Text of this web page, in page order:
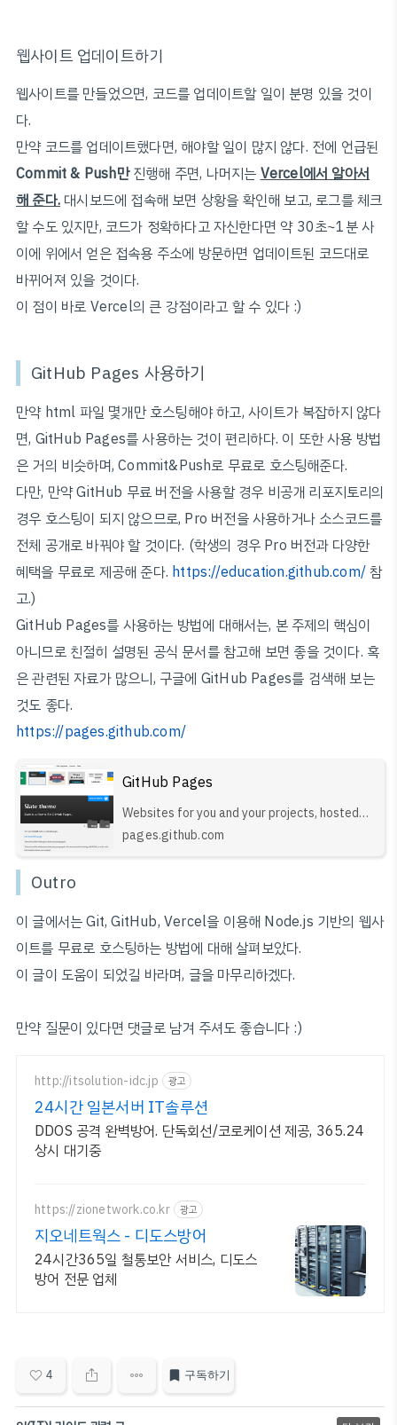
웹사이트 업데이트하기
웹사이트를 만들었으면, 코드를 업데이트할 일이 분명 있을 것이
다.
만약 코드를 업데이트했다면, 해야할 일이 많지 않다. 전에 언급된
Commit & Push만진행해 주면, 나머지는Vercel에서 알아서
해 준다. 대시보드에 접속해 보면 상황을 확인해 보고, 로그를 체크
할 수도 있지만, 코드가 정확하다고 자신한다면 약 30초~1분 사
이에 위에서 얻은 접속용 주소에 방문하면 업데이트된 코드대로
바뀌어져 있을 것이다.
이 점이 바로 Vercel의 큰 강점이라고 할 수 있다 :)
GitHub Pages 사용하기
만약 html 파일 몇개만 호스팅해야 하고, 사이트가 복잡하지 않다
면, GitHub Pages를 사용하는 것이 편리하다. 이 또한 사용 방법
은 거의 비슷하며, Commit&Push로 무료로 호스팅해준다.
다만, 만약 GitHub 무료 버전을 사용할 경우 비공개 리포지토리의
경우 호스팅이 되지 않으므로, Pro 버전을 사용하거나 소스코드를
전체 공개로 바꿔야 할 것이다. (학생의 경우 Pro 버전과 다양한
혜택을 무료로 제공해 준다. https://education.github.com/참
고.)
GitHub Pages를 사용하는 방법에 대해서는, 본 주제의 핵심이
아니므로 친절히 설명된 공식 문서를 참고해 보면 좋을 것이다. 혹
은 관련된 자료가 많으니, 구글에 GitHub Pages를 검색해 보는
것도 좋다.
https://pages.github.com/
GitHub Pages
Websites for you and your projects, hosted
directly from your GitHub repository. Just
pages.github.com
Outro
이 글에서는 Git, GitHub, Vercel을 이용해 Node.js 기반의 웹사
이트를 무료로 호스팅하는 방법에 대해 살펴보았다.
이 글이 도움이 되었길 바라며, 글을 마무리하겠다.
만약 질문이 있다면 댓글로 남겨 주셔도 좋습니다 :)
http://itsolution-idc.jp 광고
24시간 일본서버 IT솔루션
DDOS 공격 완벽방어. 단독회선/코로케이션 제공, 365.24
상시 대기중
https://zionetwork.co.kr 광고
지오네트웍스 - 디도스방어
24시간365일 철통보안 서비스, 디도스
방어 전문 업체
4 구독하기